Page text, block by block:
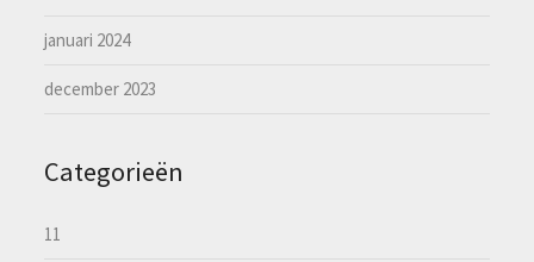
januari 2024
december 2023
Categorieën
11